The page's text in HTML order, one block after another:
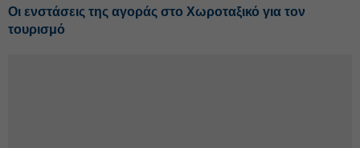
Οι ενστάσεις της αγοράς στο Χωροταξικό για τον
τουρισμό